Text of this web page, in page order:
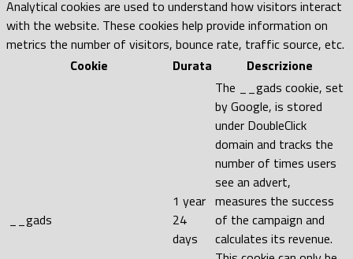
Analytical cookies are used to understand how visitors interact
with the website. These cookies help provide information on
metrics the number of visitors, bounce rate, traffic source, etc.
Cookie
Durata Descrizione
__gads
1 year
24
days
The __gads cookie, set
by Google, is stored
under DoubleClick
domain and tracks the
number of times users
see an advert,
measures the success
of the campaign and
calculates its revenue.